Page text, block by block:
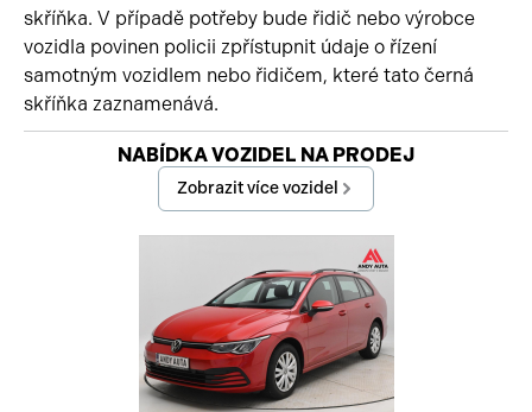
skříňka. V případě potřeby bude řidič nebo výrobce
vozidla povinen policii zpřístupnit údaje o řízení
samotným vozidlem nebo řidičem, které tato černá
skříňka zaznamenává.
Začátek reklamy
NABÍDKA VOZIDEL NA PRODEJ
Zobrazit více vozidel